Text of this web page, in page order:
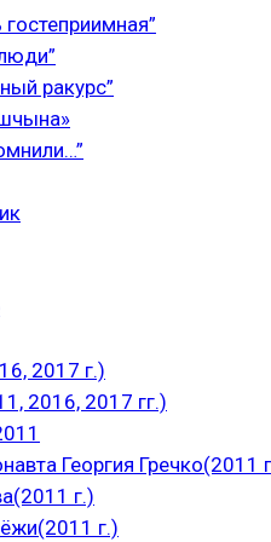
ракурс”
2017 г.)
2016, 2017 гг.)
Георгия Гречко(2011
г.)
г.)